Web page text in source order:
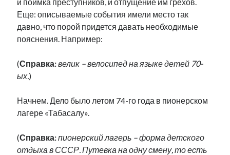
Еще: описываемые события имели место так
давно, что порой придется давать необходимые
пояснения. Например:
(Справка:велик – велосипед на языке детей 70-
ых.)
Начнем. Дело было летом 74-го года в пионерском
лагере «Табасалу».
(Справка:пионерский лагерь – форма детского
отдыха в СССР. Путевка на одну смену, то есть